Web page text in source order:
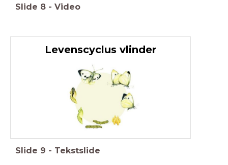
Slide 8 - Video
Levenscyclus vlinder
Slide 9 - Tekstslide